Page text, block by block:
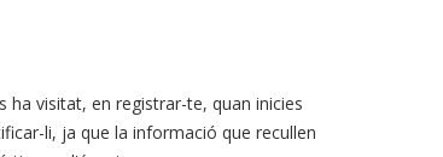
ha visitat, en registrar-te, quan inicies
li, ja que la informació que recullen